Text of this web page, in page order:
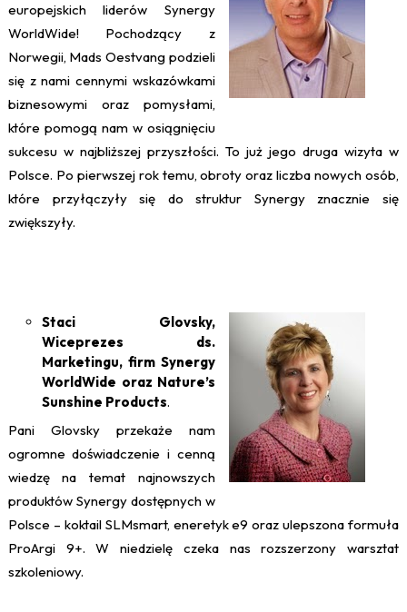
europejskich liderów Synergy
WorldWide! Pochodzący z
Norwegii, Mads Oestvang podzieli
się z nami cennymi wskazówkami
biznesowymi oraz pomysłami,
które pomogą nam w osiągnięciu
sukcesu w najbliższej przyszłości. To już jego druga wizyta w
Polsce. Po pierwszej rok temu, obroty oraz liczba nowych osób,
które przyłączyły się do struktur Synergy znacznie się
zwiększyły.
Staci Glovsky,
Wiceprezes ds.
Marketingu, firm Synergy
WorldWide oraz Nature’s
Sunshine Products.
Pani Glovsky przekaże nam
ogromne doświadczenie i cenną
wiedzę na temat najnowszych
produktów Synergy dostępnych w
Polsce – koktail SLMsmart, eneretyk e9 oraz ulepszona formuła
ProArgi 9+. W niedzielę czeka nas rozszerzony warsztat
szkoleniowy.